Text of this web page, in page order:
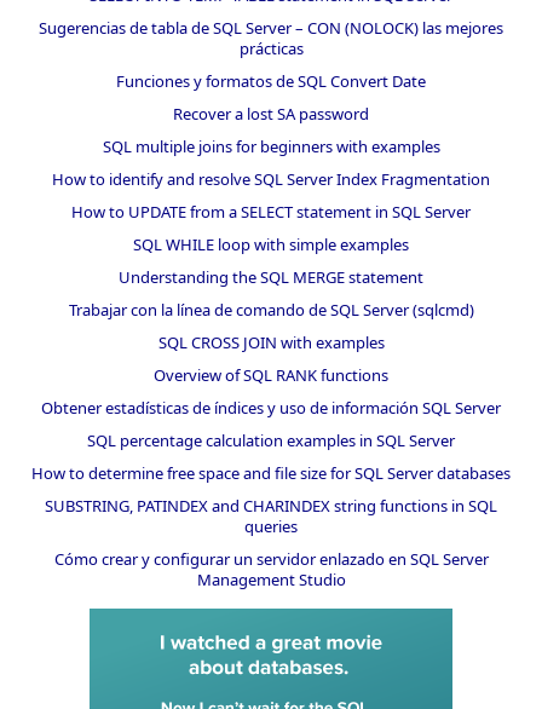
Sugerencias de tabla de SQL Server – CON (NOLOCK) las mejores
prácticas
Funciones y formatos de SQL Convert Date
Recover a lost SA password
SQL multiple joins for beginners with examples
How to identify and resolve SQL Server Index Fragmentation
How to UPDATE from a SELECT statement in SQL Server
SQL WHILE loop with simple examples
Understanding the SQL MERGE statement
Trabajar con la línea de comando de SQL Server (sqlcmd)
SQL CROSS JOIN with examples
Overview of SQL RANK functions
Obtener estadísticas de índices y uso de información SQL Server
SQL percentage calculation examples in SQL Server
How to determine free space and file size for SQL Server databases
SUBSTRING, PATINDEX and CHARINDEX string functions in SQL
queries
Cómo crear y configurar un servidor enlazado en SQL Server
Management Studio